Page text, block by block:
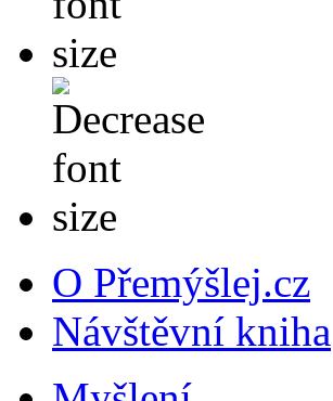
O Přemýšlej.cz
Návštěvní kniha